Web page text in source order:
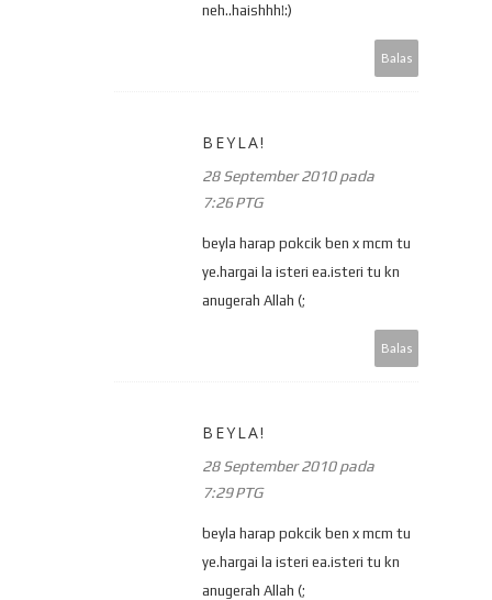
neh..haishhh!:)
Balas
BEYLA!
28 September 2010 pada
7:26 PTG
beyla harap pokcik ben x mcm tu
ye.hargai la isteri ea.isteri tu kn
anugerah Allah (;
Balas
BEYLA!
28 September 2010 pada
7:29 PTG
beyla harap pokcik ben x mcm tu
ye.hargai la isteri ea.isteri tu kn
anugerah Allah (;